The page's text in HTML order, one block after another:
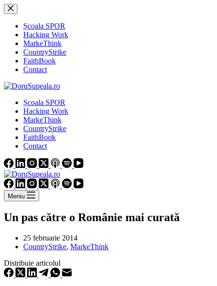
Sari
la
conținutȘcoala SPOR
Hacking Work
MarkeThink
CountryStrike
FaithBook
Contact
Școala SPOR
Hacking Work
MarkeThink
CountryStrike
FaithBook
Contact
Meniu
Un pas către o Românie mai curată
25 februarie 2014
CountryStrike, MarkeThink
Distribuie articolul